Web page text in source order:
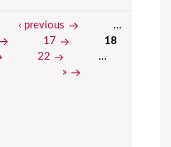
‹ previous …
17 18
22 …
»